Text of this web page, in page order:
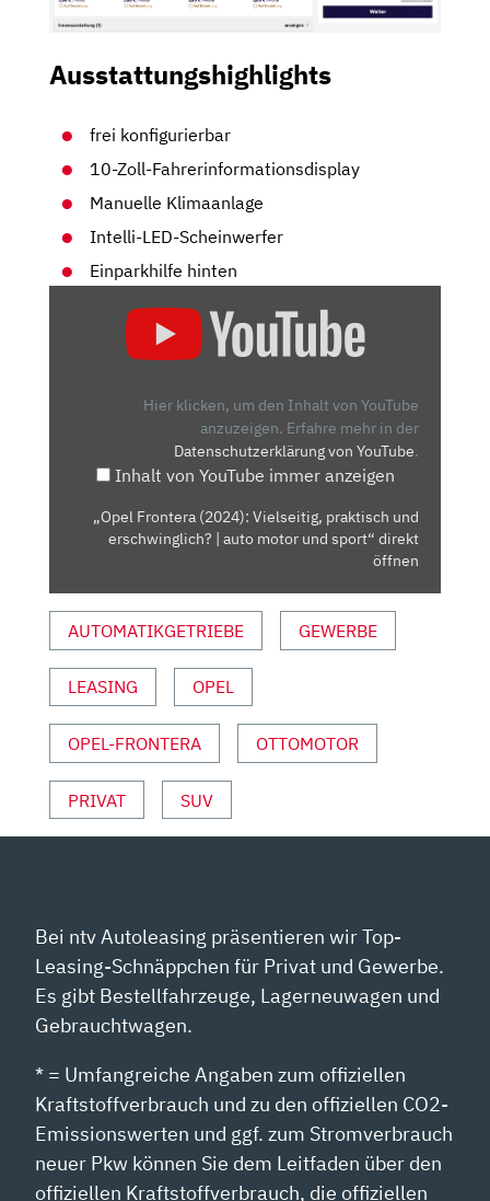
Ausstattungshighlights
frei konfigurierbar
10-Zoll-Fahrerinformationsdisplay
Manuelle Klimaanlage
Intelli-LED-Scheinwerfer
Einparkhilfe hinten
FRONTERA
PRAKTISCH
ERSCHWINGLICH?
VON
YOUTUBE
ANZEIGEN
Hier klicken, um den Inhalt von YouTube
anzuzeigen. Erfahre mehr in der
Datenschutzerklärung von YouTube.
Inhalt von YouTube immer anzeigen
„Opel Frontera (2024): Vielseitig, praktisch und
erschwinglich? | auto motor und sport“ direkt
öffnen
AUTOMATIKGETRIEBE GEWERBE
LEASING OPEL
OPEL-FRONTERA OTTOMOTOR
PRIVAT SUV
Bei ntv Autoleasing präsentieren wir Top-
Leasing-Schnäppchen für Privat und Gewerbe.
Es gibt Bestellfahrzeuge, Lagerneuwagen und
Gebrauchtwagen.
* = Umfangreiche Angaben zum offiziellen
Kraftstoffverbrauch und zu den offiziellen CO2-
Emissionswerten und ggf. zum Stromverbrauch
neuer Pkw können Sie dem Leitfaden über den
offiziellen Kraftstoffverbrauch, die offiziellen